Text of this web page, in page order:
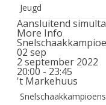
Jeugd
Aansluitend
More Info
02 sep
2 september 2022
20:00 - 23:45
't Markehuus